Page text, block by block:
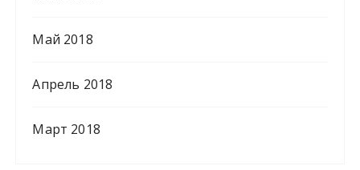
Май 2018
Апрель 2018
Март 2018